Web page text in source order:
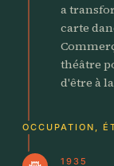
a
carte
théâtre
d'être à
OCCUPATION,
1935